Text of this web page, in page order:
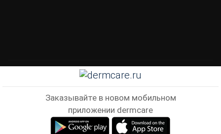
В КОРЗИНУ
2012 - 2026 © Dermcare.ru - интернет-магазин косметики
Заказывайте в новом мобильном
приложении dermcare